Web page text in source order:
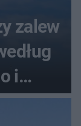
zalew
i